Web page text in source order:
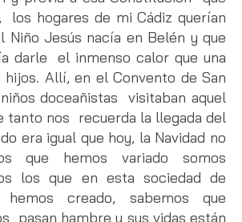
los hogares de mi Cádiz querían
Jesús nacía en Belén y que
darle el inmenso calor que una
hijos. Allí, en el Convento de San
doceañistas visitaban aquel
tanto nos recuerda la llegada del
era igual que hoy, la Navidad no
que hemos variado somos
los que en esta sociedad de
hemos creado, sabemos que
pasan hambre y sus vidas están